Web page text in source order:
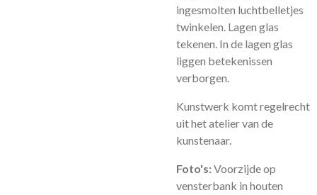
ingesmolten luchtbelletjes
twinkelen. Lagen glas
tekenen. In de lagen glas
liggen betekenissen
verborgen.
Kunstwerk komt regelrecht
uit het atelier van de
kunstenaar.
Foto's:Voorzijde op
vensterbank in houten